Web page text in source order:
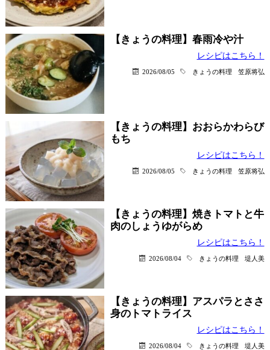
【きょうの料理】春雨冷や汁
レシピはこちら！
2026/08/05 きょうの料理 笠原将弘
【きょうの料理】おおらかわらび
もち
レシピはこちら！
2026/08/05 きょうの料理 笠原将弘
【きょうの料理】焼きトマトと牛
肉のしょうゆがらめ
レシピはこちら！
2026/08/04 きょうの料理 堤人美
【きょうの料理】アスパラとささ
身のトマトライス
レシピはこちら！
2026/08/04 きょうの料理 堤人美